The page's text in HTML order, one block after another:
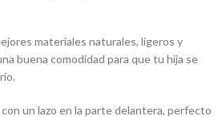
materiales naturales, ligeros y
buena comodidad para que tu hija se
un lazo en la parte delantera, perfecto